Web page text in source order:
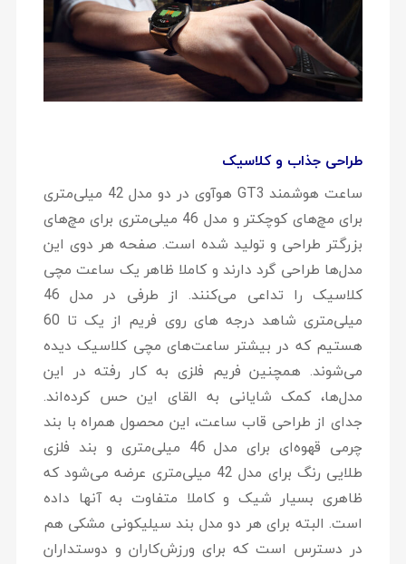
طراحی جذاب و کلاسیک
ساعت هوشمند GT3 هوآوی در دو مدل 42 میلی‌متری
برای مچ‌های کوچکتر و مدل 46 میلی‌متری برای مچ‌های
بزرگتر طراحی و تولید شده است. صفحه هر دوی این
مدل‌ها طراحی گرد دارند و کاملا ظاهر یک ساعت مچی
کلاسیک را تداعی می‌کنند. از طرفی در مدل 46
میلی‌متری شاهد درجه های روی فریم از یک تا 60
هستیم که در بیشتر ساعت‌های مچی کلاسیک دیده
می‌شوند. همچنین فریم فلزی به کار رفته در این
مدل‌ها، کمک شایانی به القای این حس کرده‌اند.
جدای از طراحی قاب ساعت، این محصول همراه با بند
چرمی قهوه‌ای برای مدل 46 میلی‌متری و بند فلزی
طلایی رنگ برای مدل 42 میلی‌متری عرضه می‌شود که
ظاهری بسیار شیک و کاملا متفاوت به آنها داده
است. البته برای هر دو مدل بند سیلیکونی مشکی هم
در دسترس است که برای ورزش‌کاران و دوستداران